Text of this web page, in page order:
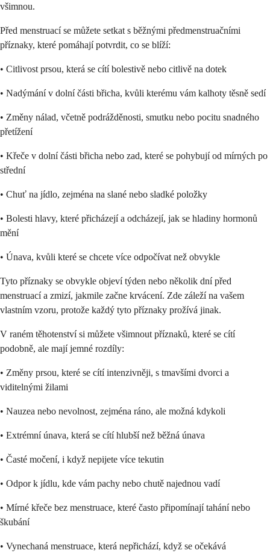
všimnou.
Před menstruací se můžete setkat s běžnými předmenstruačními
příznaky, které pomáhají potvrdit, co se blíží:
• Citlivost prsou, která se cítí bolestivě nebo citlivě na dotek
• Nadýmání v dolní části břicha, kvůli kterému vám kalhoty těsně sedí
• Změny nálad, včetně podrážděnosti, smutku nebo pocitu snadného
přetížení
• Křeče v dolní části břicha nebo zad, které se pohybují od mírných po
střední
• Chuť na jídlo, zejména na slané nebo sladké položky
• Bolesti hlavy, které přicházejí a odcházejí, jak se hladiny hormonů
mění
• Únava, kvůli které se chcete více odpočívat než obvykle
Tyto příznaky se obvykle objeví týden nebo několik dní před
menstruací a zmizí, jakmile začne krvácení. Zde záleží na vašem
vlastním vzoru, protože každý tyto příznaky prožívá jinak.
V raném těhotenství si můžete všimnout příznaků, které se cítí
podobně, ale mají jemné rozdíly:
• Změny prsou, které se cítí intenzivněji, s tmavšími dvorci a
viditelnými žilami
• Nauzea nebo nevolnost, zejména ráno, ale možná kdykoli
• Extrémní únava, která se cítí hlubší než běžná únava
• Časté močení, i když nepijete více tekutin
• Odpor k jídlu, kde vám pachy nebo chutě najednou vadí
• Mírné křeče bez menstruace, které často připomínají tahání nebo
škubání
• Vynechaná menstruace, která nepřichází, když se očekává